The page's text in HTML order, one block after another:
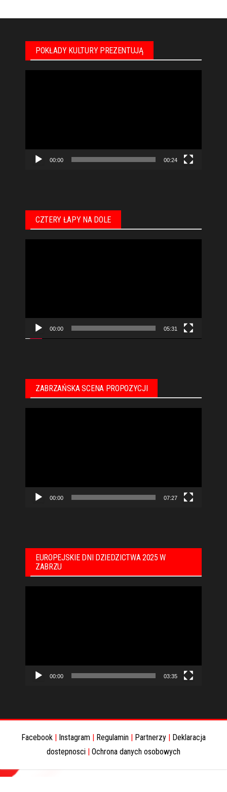
POKŁADY KULTURY PREZENTUJĄ
00:00 00:24
CZTERY ŁAPY NA DOLE
00:00 05:31
ZABRZAŃSKA SCENA PROPOZYCJI
00:00 07:27
EUROPEJSKIE DNI DZIEDZICTWA 2025 W
ZABRZU
00:00 03:35
Facebook | Instagram | Regulamin | Partnerzy | Deklaracja
dostepnosci | Ochrona danych osobowych